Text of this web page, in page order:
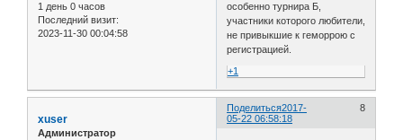
1 день 0 часов
Последний визит:
2023-11-30 00:04:58
особенно турнира Б,
участники которого любители,
не привыкшие к геморрою с
регистрацией.
+1
Поделиться 8
2017-
05-22 06:58:18
xuser
Администратор